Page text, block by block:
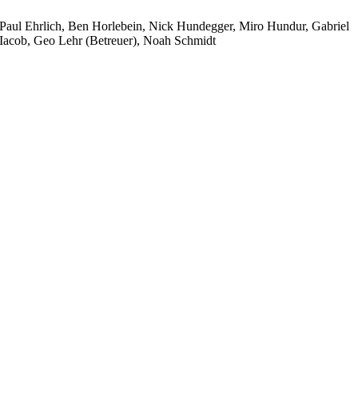
Paul Ehrlich, Ben Horlebein, Nick Hundegger, Miro Hundur, Gabriel
Iacob, Geo Lehr (Betreuer), Noah Schmidt